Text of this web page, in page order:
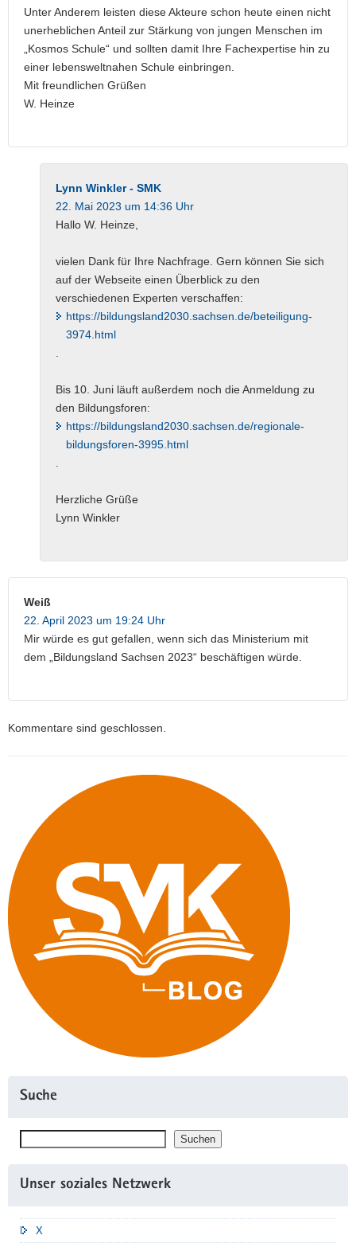
Unter Anderem leisten diese Akteure schon heute einen nicht
unerheblichen Anteil zur Stärkung von jungen Menschen im
„Kosmos Schule“ und sollten damit Ihre Fachexpertise hin zu
einer lebensweltnahen Schule einbringen.
Mit freundlichen Grüßen
W. Heinze
Lynn Winkler - SMK
22. Mai 2023 um 14:36 Uhr
Hallo W. Heinze,
vielen Dank für Ihre Nachfrage. Gern können Sie sich
auf der Webseite einen Überblick zu den
verschiedenen Experten verschaffen:
https://bildungsland2030.sachsen.de/beteiligung-
3974.html
Bis 10. Juni läuft außerdem noch die Anmeldung zu
den Bildungsforen:
https://bildungsland2030.sachsen.de/regionale-
bildungsforen-3995.html
Herzliche Grüße
Lynn Winkler
Weiß
22. April 2023 um 19:24 Uhr
Mir würde es gut gefallen, wenn sich das Ministerium mit
dem „Bildungsland Sachsen 2023“ beschäftigen würde.
Kommentare sind geschlossen.
Suche
Suchen Suchen
Unser soziales Netzwerk
X